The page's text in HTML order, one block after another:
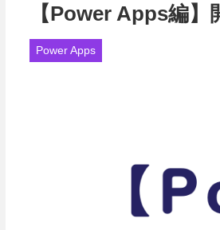
【Power Apps編
Power Apps